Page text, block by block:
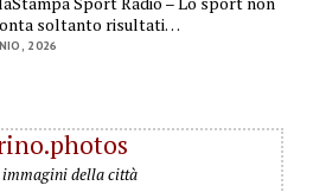
soltanto risultati…
2026
immagini della città